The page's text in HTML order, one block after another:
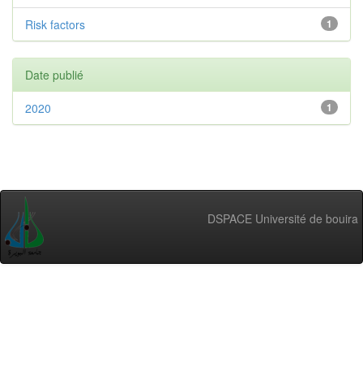
1
Risk factors
Date publié
1
2020
DSPACE Université de bouira